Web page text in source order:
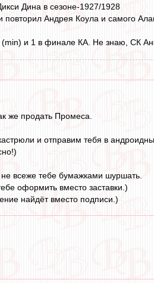
Дина в сезоне-1927/1928
Андрея Коула и самого
и 1 в финале КА. Не знаю, СК
же продать Промеса.
и отправим тебя в
всеже тебе бумажками шуршать.
оформить вместо заставки.)
найдёт вместо подписи.)